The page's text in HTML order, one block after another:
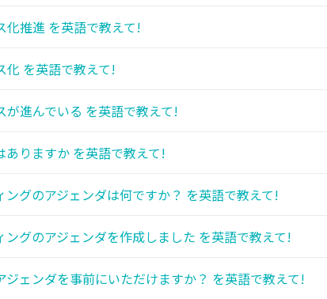
化推進 を英語で教えて!
化 を英語で教えて!
が進んでいる を英語で教えて!
ありますか を英語で教えて!
ングのアジェンダは何ですか？ を英語で教えて!
ングのアジェンダを作成しました を英語で教えて!
ジェンダを事前にいただけますか？ を英語で教えて!